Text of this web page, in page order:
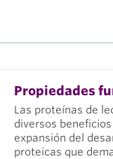
Propiedades
Las proteínas de
diversos
expansión del
proteicas que